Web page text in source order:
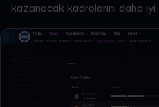
kazanacak kadrolarını daha